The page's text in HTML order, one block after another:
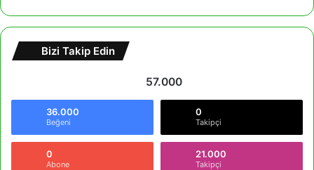
Bizi Takip Edin
57.000
36.000
Beğeni
0
Takipçi
0
Abone
21.000
Takipçi